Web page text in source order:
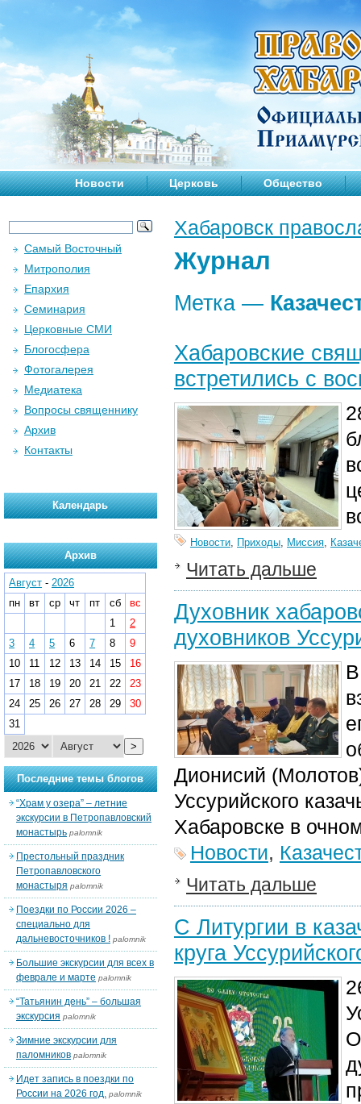
Новости Церковь Общество
Хабаровск
Журнал
Метка —
Хабаровские
встретились с
Новости, Приходы, Миссия,
Читать дальше
Духовник
духовников
Дионисий
Уссурийского
Хабаровске в
Новости,
Читать дальше
С Литургии в
круга
Самый Восточный
Митрополия
Епархия
Семинария
Церковные СМИ
Блогосфера
Фотогалерея
Медиатека
Вопросы священнику
Архив
Контакты
Календарь
Архив
Август - 2026
пн
вт ср чт пт сб
вс
1
2
3
4 5 6 7 8
9
10
11 12 13 14 15
16
17
18 19 20 21 22
23
24
25 26 27 28 29
30
31
>
Последние темы блогов
“Храм у озера” – летние
экскурсии в Петропавловский
монастырь palomnik
Престольный праздник
Петропавловского
монастыря palomnik
Поездки по России 2026 –
специально для
дальневосточников ! palomnik
Большие экскурсии для всех в
феврале и марте palomnik
“Татьянин день” – большая
экскурсия palomnik
Зимние экскурсии для
паломников palomnik
Идет запись в поездки по
России на 2026 год. palomnik